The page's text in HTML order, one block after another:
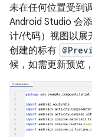
未在任何位置受到
Android Studio 会
计/代码）视图以展
创建的标有
候，如需更新预览